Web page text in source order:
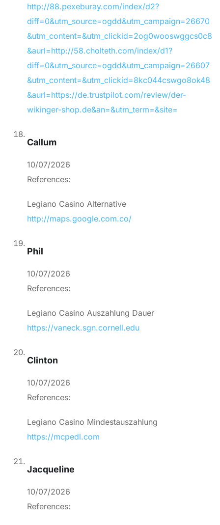
http://88.pexeburay.com/index/d2?
diff=0&utm_source=ogdd&utm_campaign=26670
&utm_content=&utm_clickid=2og0wooswggcs0c8
&aurl=http://58.cholteth.com/index/d1?
diff=0&utm_source=ogdd&utm_campaign=26607
&utm_content=&utm_clickid=8kc044cswgo8ok48
&aurl=https://de.trustpilot.com/review/der-
wikinger-shop.de&an=&utm_term=&site=
Callum
10/07/2026
References:
Legiano Casino Alternative
http://maps.google.com.co/
Phil
10/07/2026
References:
Legiano Casino Auszahlung Dauer
https://vaneck.sgn.cornell.edu
Clinton
10/07/2026
References:
Legiano Casino Mindestauszahlung
https://mcpedl.com
Jacqueline
10/07/2026
References: